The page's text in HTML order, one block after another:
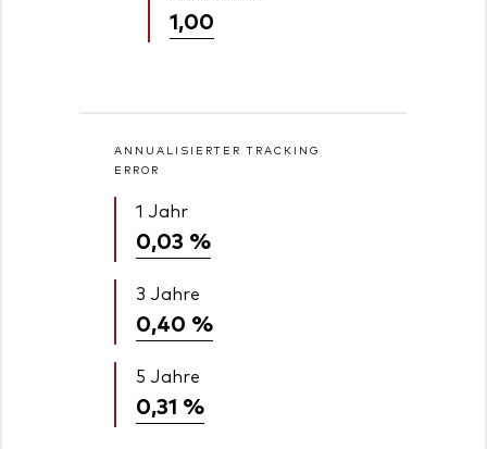
1,00
ANNUALISIERTER TRACKING
ERROR
1 Jahr
0,03 %
3 Jahre
0,40 %
5 Jahre
0,31 %